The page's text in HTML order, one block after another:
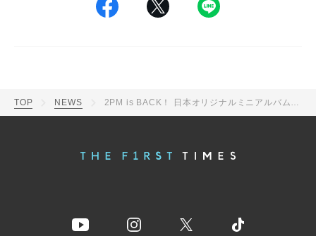
TOP NEWS 2PM is BACK！ 日本オリジナルミニアルバム『WITH ME AGAIN』発売決定